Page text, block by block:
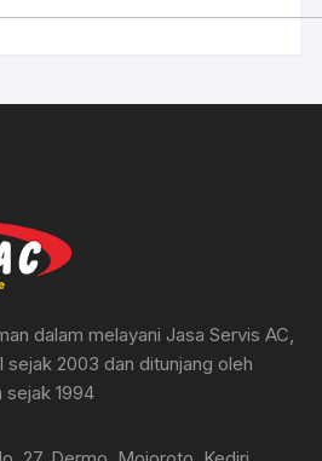
dalam melayani Jasa Servis AC,
sejak 2003 dan ditunjang oleh
sejak 1994